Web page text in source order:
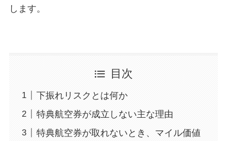
します。
目次
下振れリスクとは何か
特典航空券が成立しない主な理由
特典航空券が取れないとき、マイル価値